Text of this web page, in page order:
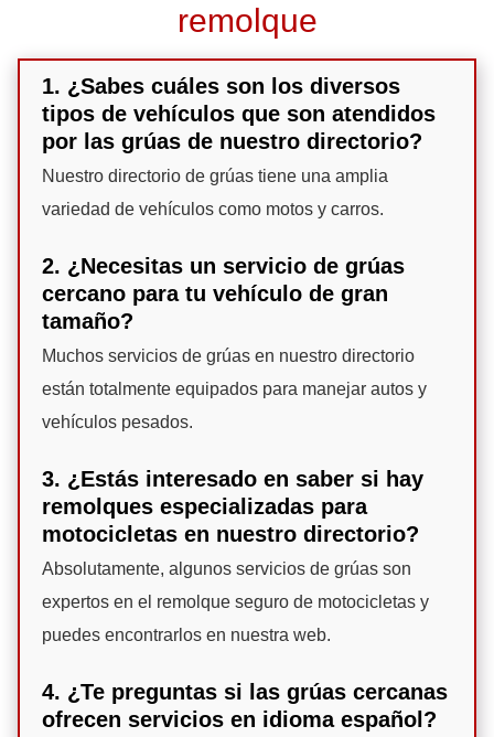
remolque
1. ¿Sabes cuáles son los diversos
tipos de vehículos que son atendidos
por las grúas de nuestro directorio?
Nuestro directorio de grúas tiene una amplia
variedad de vehículos como motos y carros.
2. ¿Necesitas un servicio de grúas
cercano para tu vehículo de gran
tamaño?
Muchos servicios de grúas en nuestro directorio
están totalmente equipados para manejar autos y
vehículos pesados.
3. ¿Estás interesado en saber si hay
remolques especializadas para
motocicletas en nuestro directorio?
Absolutamente, algunos servicios de grúas son
expertos en el remolque seguro de motocicletas y
puedes encontrarlos en nuestra web.
4. ¿Te preguntas si las grúas cercanas
ofrecen servicios en idioma español?